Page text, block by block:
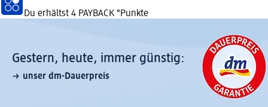
Du erhältst 4 PAYBACK °Punkte
Gestern, heute, immer günstig:
unser dm-Dauerpreis